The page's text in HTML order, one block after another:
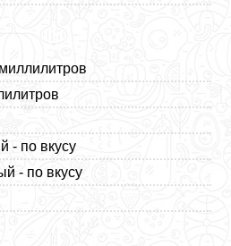
- по вкусу
- по вкусу